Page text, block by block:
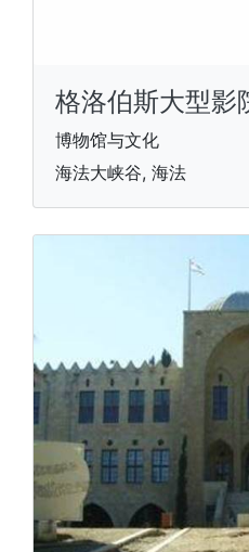
格洛伯斯大型影
博物馆与文化
海法大峡谷, 海法